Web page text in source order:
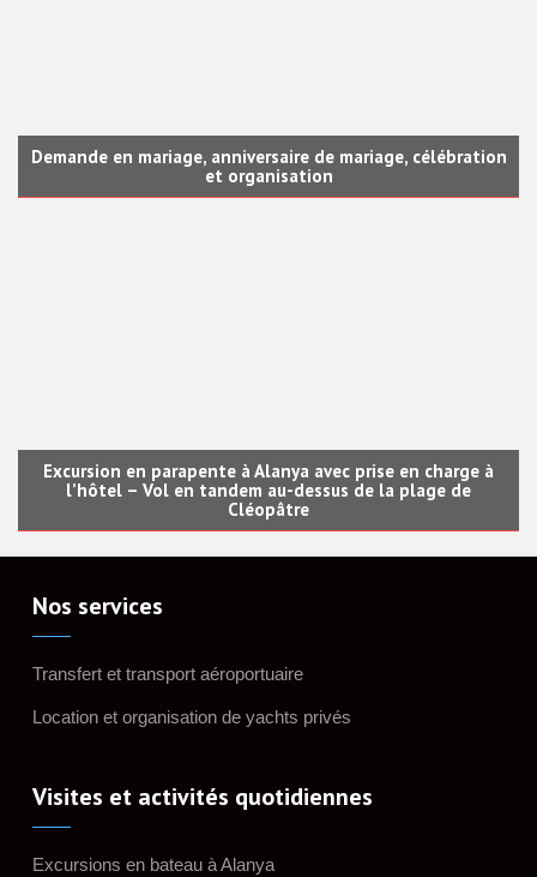
Demande en mariage, anniversaire de mariage, célébration
et organisation
Excursion en parapente à Alanya avec prise en charge à
l’hôtel – Vol en tandem au-dessus de la plage de
Cléopâtre
Nos services
Transfert et transport aéroportuaire
Location et organisation de yachts privés
Visites et activités quotidiennes
Excursions en bateau à Alanya